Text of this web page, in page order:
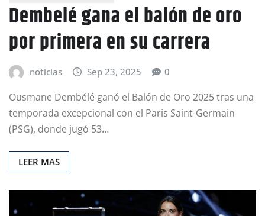
Dembelé gana el balón de oro
por primera en su carrera
noticias Sep 23, 2025 0
Ousmane Dembélé ganó el Balón de Oro 2025 tras una
temporada excepcional con el Paris Saint-Germain
(PSG), donde jugó 53…
LEER MAS